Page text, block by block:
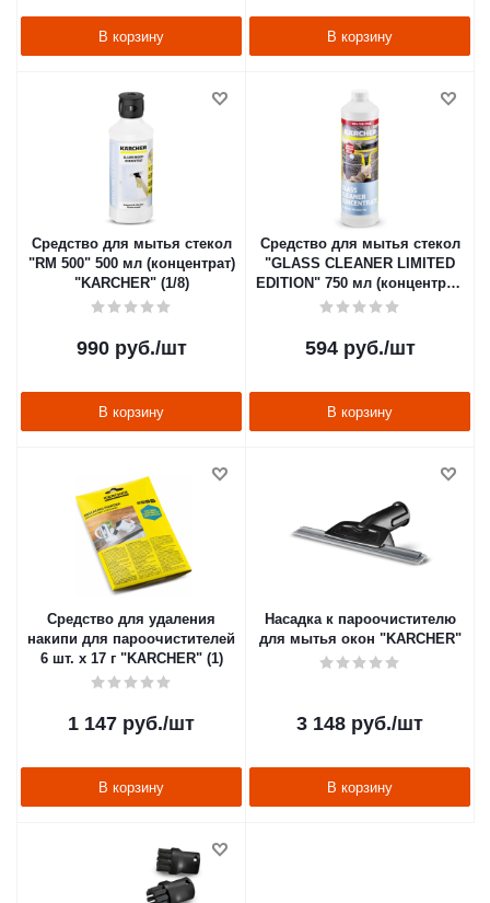
В корзину В корзину
Средство для мытья стекол
"RM 500" 500 мл (концентрат)
"KARCHER" (1/8)
990руб./шт
В корзину
Средство для мытья стекол
"GLASS CLEANER LIMITED
EDITION" 750 мл (концентрат)
"KARCHER" (1/8)
594руб./шт
В корзину
Средство для удаления
накипи для пароочистителей
6 шт. х 17 г "KARCHER" (1)
1 147 руб./шт
В корзину
Насадка к пароочистителю
для мытья окон "KARCHER"
3 148 руб./шт
В корзину